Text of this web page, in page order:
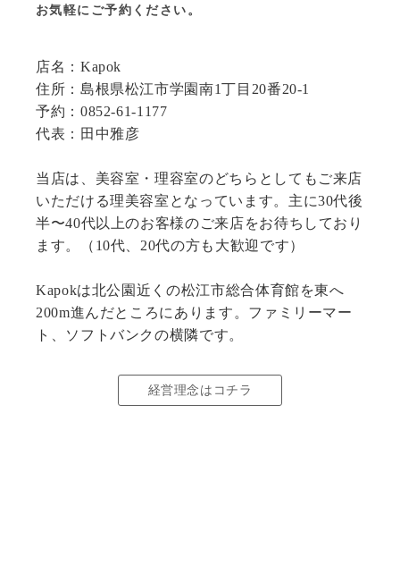
お気軽にご予約ください。
店名：Kapok
住所：島根県松江市学園南1丁目20番20-1
予約：0852-61-1177
代表：田中雅彦
当店は、美容室・理容室のどちらとしてもご来店
いただける理美容室となっています。主に30代後
半〜40代以上のお客様のご来店をお待ちしており
ます。（10代、20代の方も大歓迎です）
Kapokは北公園近くの松江市総合体育館を東へ
200m進んだところにあります。ファミリーマー
ト、ソフトバンクの横隣です。
経営理念はコチラ